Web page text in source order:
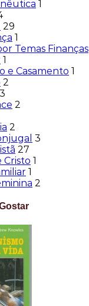
1
29
1
Temas Finanças
1
e Casamento 1
2
3
2
2
3
27
Cristo 1
1
2